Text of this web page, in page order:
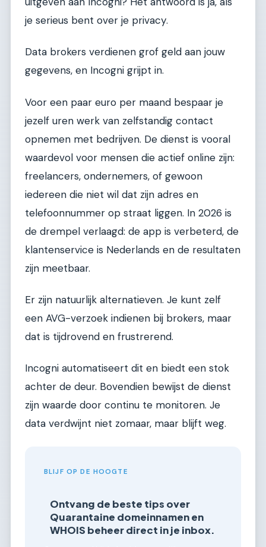
je serieus bent over je privacy.
Data brokers verdienen grof geld aan jouw
gegevens, en Incogni grijpt in.
Voor een paar euro per maand bespaar je
jezelf uren werk van zelfstandig contact
opnemen met bedrijven. De dienst is vooral
waardevol voor mensen die actief online zijn:
freelancers, ondernemers, of gewoon
iedereen die niet wil dat zijn adres en
telefoonnummer op straat liggen. In 2026 is
de drempel verlaagd: de app is verbeterd, de
klantenservice is Nederlands en de resultaten
zijn meetbaar.
Er zijn natuurlijk alternatieven. Je kunt zelf
een AVG-verzoek indienen bij brokers, maar
dat is tijdrovend en frustrerend.
Incogni automatiseert dit en biedt een stok
achter de deur. Bovendien bewijst de dienst
zijn waarde door continu te monitoren. Je
data verdwijnt niet zomaar, maar blijft weg.
BLIJF OP DE HOOGTE
Ontvang de beste tips over
Quarantaine domeinnamen en
WHOIS beheer direct in je inbox.